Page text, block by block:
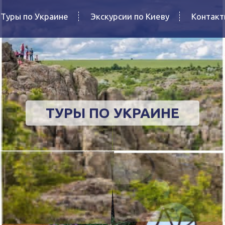
Туры по Украине Экскурсии по Киеву
ТУРЫ ПО УКРАИНЕ